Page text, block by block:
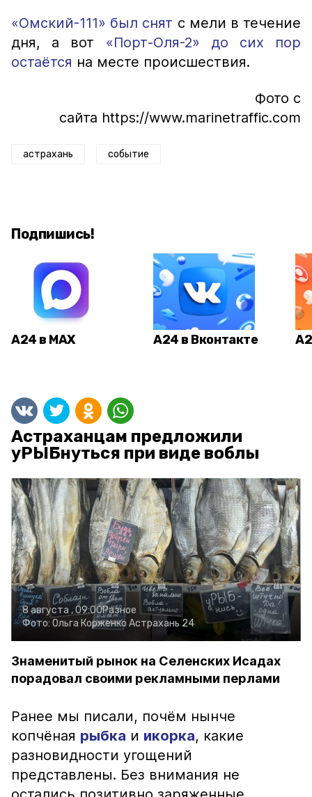
«Омский-111» был снят с мели в течение
дня, а вот «Порт-Оля-2» до сих пор
остаётся на месте происшествия.
Фото с
сайта https://www.marinetraffic.com
астрахань событие
Подпишись!
А24 в MAX А24 в Вконтакте
Астраханцам предложили
уРЫБнуться при виде воблы
8 августа , 09:00Разное
Фото: Ольга Корженко Астрахань 24
Знаменитый рынок на Селенских Исадах
порадовал своими рекламными перлами
Ранее мы писали, почём нынче
копчёная рыбка и икорка, какие
разновидности угощений
представлены. Без внимания не